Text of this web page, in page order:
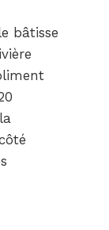
bâtisse